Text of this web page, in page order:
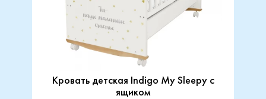
Кровать детская Indigo My Sleepy с
ящиком